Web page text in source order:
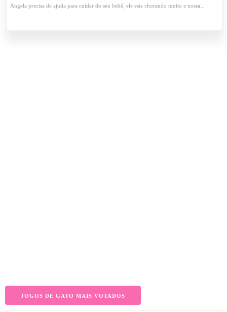
Angela precisa de ajuda para cuidar do seu bebê, ele esta chorando muito e nossa...
JOGOS DE GATO MAIS VOTADOS